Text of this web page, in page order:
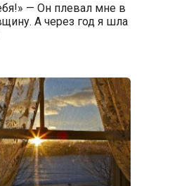
— Он плевал мне в
А через год я шла